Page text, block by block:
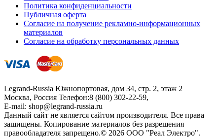
Политика конфиденциальности
Публичная оферта
Согласие на получение рекламно-информационных
материалов
Согласие на обработку персональных данных
Legrand-Russia Южнопортовая, дом 34, стр. 2, этаж 2
Москва, Россия Телефон:8 (800) 302-22-59,
E-mail: shop@legrand-russia.ru
Данный сайт не является сайтом производителя. Все права
защищены. Копирование материалов без разрешения
правообладателя запрещено.© 2026 ООО "Реал Электро".